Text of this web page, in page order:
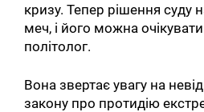
кризу. Тепер рішення суду
меч, і його можна
політолог.
Вона звертає увагу на
закону про протидію